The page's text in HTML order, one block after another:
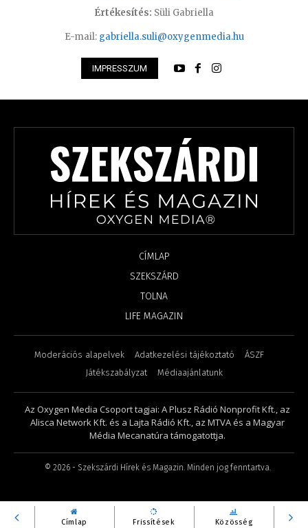
Címlap Frissítések Közösség
Értékesítés: Süli Gabriella
E-mail: gabriella.suli@oxygenmedia.hu
IMPRESSZUM
CÍMLAP
SZEKSZÁRD
TOLNA
LIFE MAGAZIN
Moderációs alapelvek Adatkezelési tájékoztató
ÁSZF
Játékszabályzat
Médiaajánlatunk
Az Oxygen Media Csoport tagjai: A Plusz Rádió Nonprofit Kft., az
Alisca Network Kft. és a Lajta Rádió Kft., az MTVA és a Magyar
Média Mecanatúra támogatottja.
© 2026- Szekszárdi Hírek és Magazin. Minden jog fenntartva.